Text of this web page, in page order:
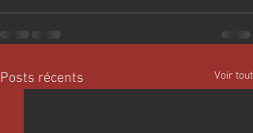
Posts récents Voir tout